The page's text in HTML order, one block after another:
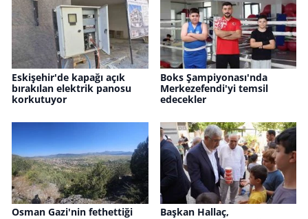
Eskişehir'de kapağı açık
bırakılan elektrik panosu
korkutuyor
Boks Şampiyonası'nda
Merkezefendi'yi temsil
edecekler
Osman Gazi'nin fethettiği
Başkan Hallaç,